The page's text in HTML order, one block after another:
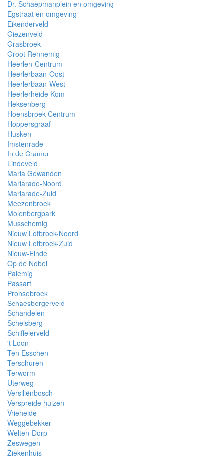
Dr. Schaepmanplein en omgeving
Egstraat en omgeving
Eikenderveld
Giezenveld
Grasbroek
Groot Rennemig
Heerlen-Centrum
Heerlerbaan-Oost
Heerlerbaan-West
Heerlerheide Kom
Heksenberg
Hoensbroek-Centrum
Hoppersgraaf
Husken
Imstenrade
In de Cramer
Lindeveld
Maria Gewanden
Mariarade-Noord
Mariarade-Zuid
Meezenbroek
Molenbergpark
Musschemig
Nieuw Lotbroek-Noord
Nieuw Lotbroek-Zuid
Nieuw-Einde
Op de Nobel
Palemig
Passart
Pronsebroek
Schaesbergerveld
Schandelen
Schelsberg
Schiffelerveld
't Loon
Ten Esschen
Terschuren
Terworm
Uterweg
Versiliënbosch
Verspreide huizen
Vrieheide
Weggebekker
Welten-Dorp
Zeswegen
Ziekenhuis